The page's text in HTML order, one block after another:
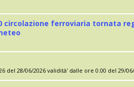
circolazione ferroviaria tornata
28/06/2026 validità' dalle ore 0.00 del 29/